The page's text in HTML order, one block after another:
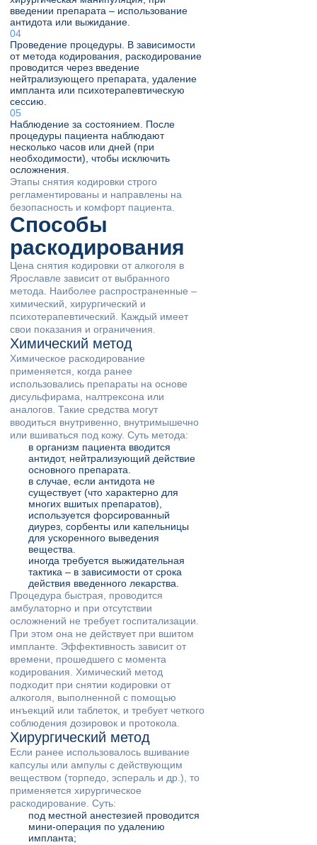
введении препарата – использование
антидота или выжидание.
Проведение процедуры. В зависимости
от метода кодирования, раскодирование
проводится через введение
нейтрализующего препарата, удаление
импланта или психотерапевтическую
сессию.
Наблюдение за состоянием. После
процедуры пациента наблюдают
несколько часов или дней (при
необходимости), чтобы исключить
осложнения.
Этапы снятия кодировки строго
регламентированы и направлены на
безопасность и комфорт пациента.
Способы
раскодирования
Цена снятия кодировки от алкоголя в
Ярославле зависит от выбранного
метода. Наиболее распространенные –
химический, хирургический и
психотерапевтический. Каждый имеет
свои показания и ограничения.
Химический метод
Химическое раскодирование
применяется, когда ранее
использовались препараты на основе
дисульфирама, налтрексона или
аналогов. Такие средства могут
вводиться внутривенно, внутримышечно
или вшиваться под кожу. Суть метода:
в организм пациента вводится
антидот, нейтрализующий действие
основного препарата.
в случае, если антидота не
существует (что характерно для
многих вшитых препаратов),
используется форсированный
диурез, сорбенты или капельницы
для ускоренного выведения
вещества.
иногда требуется выжидательная
тактика – в зависимости от срока
действия введенного лекарства.
Процедура быстрая, проводится
амбулаторно и при отсутствии
осложнений не требует госпитализации.
При этом она не действует при вшитом
импланте. Эффективность зависит от
времени, прошедшего с момента
кодирования. Химический метод
подходит при снятии кодировки от
алкоголя, выполненной с помощью
инъекций или таблеток, и требует четкого
соблюдения дозировок и протокола.
Хирургический метод
Если ранее использовалось вшивание
капсулы или ампулы с действующим
веществом (торпедо, эспераль и др.), то
применяется хирургическое
раскодирование. Суть:
под местной анестезией проводится
мини-операция по удалению
импланта;